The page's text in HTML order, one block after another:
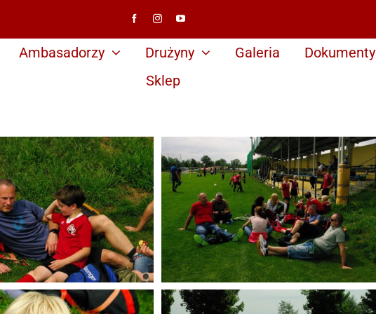
Ambasadorzy Drużyny Galeria Dokumenty
Sklep